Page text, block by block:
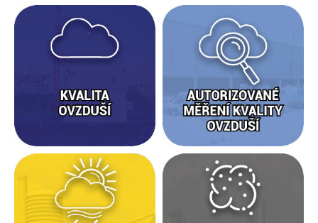
Kvalita
ovzduší
Autorizované
měření
Meteo Emise